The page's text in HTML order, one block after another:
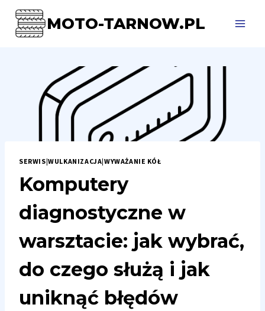
Przejdź
treści
MOTO-TARNOW.PL
SERWIS|WULKANIZACJA|WYWAŻANIE KÓŁ
Komputery
diagnostyczne w
warsztacie: jak wybrać,
do czego służą i jak
uniknąć błędów